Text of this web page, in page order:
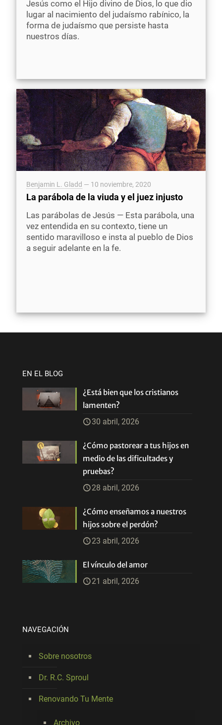
Jesús como el Hijo divino de Dios, lo que dio
lugar al nacimiento del judaísmo rabínico, la
forma de judaísmo que persiste hasta
nuestros días.
Benjamin L. Gladd — 10 noviembre, 2020
La parábola de la viuda y el juez injusto
Las parábolas de Jesús — Esta parábola, una
vez entendida en su contexto, tiene un
sentido maravilloso e insta al pueblo de Dios
a seguir adelante en la fe.
EN EL BLOG
¿Está bien que los cristianos
lamenten?
30 abril, 2026
¿Cómo pastorear a tus hijos en
medio de las dificultades y
pruebas?
28 abril, 2026
¿Cómo enseñamos a nuestros
hijos sobre el perdón?
23 abril, 2026
El vínculo del amor
21 abril, 2026
NAVEGACIÓN
Sobre nosotros
Dr. R.C. Sproul
Renovando Tu Mente
Archivo